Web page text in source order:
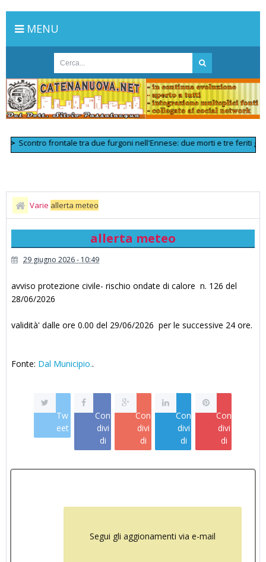
MENU
frontale tra due furgoni nell'Ennese: due morti e tre feriti gravi
Varie allerta meteo
allerta meteo
29 giugno 2026 - 10:49
avviso protezione civile- rischio ondate di calore n. 126 del
28/06/2026
validità' dalle ore 0.00 del 29/06/2026 per le successive 24 ore.
Fonte: Dal Municipio..
Tw
eet
Con
divi
di
Con
divi
di
Con
divi
di
Con
divi
di
Segui gli aggionamenti via e-mail